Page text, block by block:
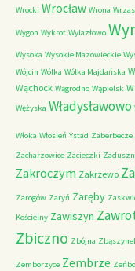
Wrocki Wrocław Wrona
Wygon Wykrot Wylazłowo
Wysoka Wysokie Mazowieckie
Wójcin Wólka Wólka Majdańska
Wąchock Wągrodno Wąpielsk
Wężyska Władysławowo
Włoka Włosień Ystad Zaberbecze
Zacharzowice Zacieczki
Zakroczym Zakrzewo
Zarogów Zaryń Zaręby
Kościelny Zawiszyn
Zbiczno Zbójna
Zemborzyce Zembrze